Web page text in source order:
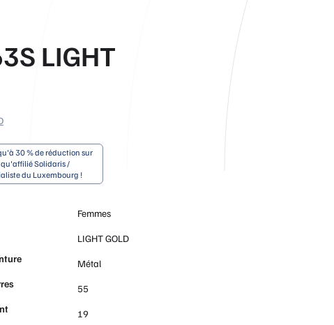
LIGHT
30 % de réduction sur
Solidaris /
du Luxembourg !
Femmes
LIGHT GOLD
Métal
55
19